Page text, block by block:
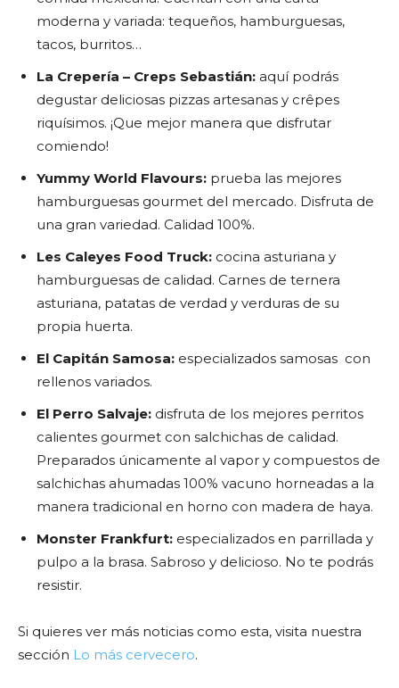
moderna y variada: tequeños, hamburguesas,
tacos, burritos…
La Crepería – Creps Sebastián: aquí podrás
degustar deliciosas pizzas artesanas y crêpes
riquísimos. ¡Que mejor manera que disfrutar
comiendo!
Yummy World Flavours: prueba las mejores
hamburguesas gourmet del mercado. Disfruta de
una gran variedad. Calidad 100%.
Les Caleyes Food Truck: cocina asturiana y
hamburguesas de calidad. Carnes de ternera
asturiana, patatas de verdad y verduras de su
propia huerta.
El Capitán Samosa: especializados samosas con
rellenos variados.
El Perro Salvaje: disfruta de los mejores perritos
calientes gourmet con salchichas de calidad.
Preparados únicamente al vapor y compuestos de
salchichas ahumadas 100% vacuno horneadas a la
manera tradicional en horno con madera de haya.
Monster Frankfurt: especializados en parrillada y
pulpo a la brasa. Sabroso y delicioso. No te podrás
resistir.
Si quieres ver más noticias como esta, visita nuestra
sección Lo más cervecero.